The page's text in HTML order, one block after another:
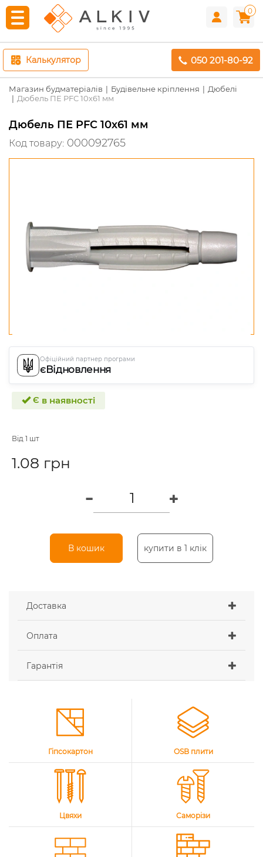
0
Калькулятор 050 201-80-92
Магазин будматеріалів Будівельне кріплення
Дюбелі
Дюбель ПЕ PFC 10х61 мм
Дюбель ПЕ PFC 10х61 мм
Код товару: 000092765
Офіційний партнер програми
єВідновлення
Є в наявності
Від 1 шт
1.08 грн
В кошик купити в 1 клік
Доставка
Оплата
Гарантія
Гіпсокартон OSB плити
Цвяхи Саморізи